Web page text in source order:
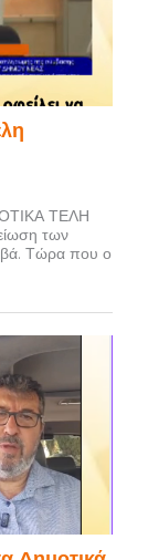
ΤΕΛΗ
των
Τώρα που ο